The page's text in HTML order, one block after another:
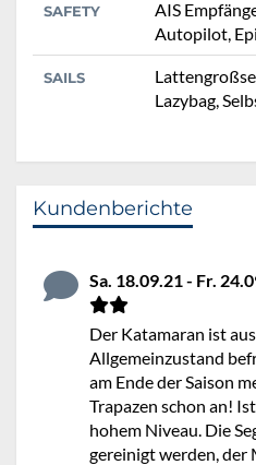
SAFETY
AIS
Autopilot,
SAILS
Lazybag,
Kundenberichte
Sa. 18.09.21 - Fr.
Der Katamaran ist
Allgemeinzustand
am Ende der Saison
Trapazen schon an!
hohem Niveau. Die
gereinigt werden, der